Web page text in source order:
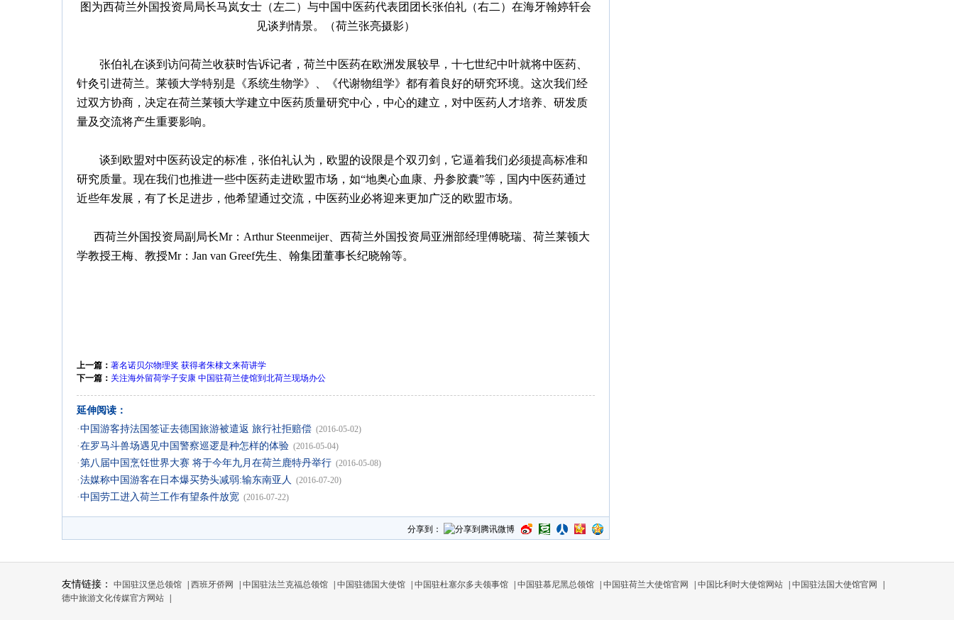
图为西荷兰外国投资局局长马岚女士（左二）与中国中医药代表团团长张伯礼（右二）在海牙翰婷轩会
见谈判情景。（荷兰张亮摄影）
张伯礼在谈到访问荷兰收获时告诉记者，荷兰中医药在欧洲发展较早，十七世纪中叶就将中医药、
针灸引进荷兰。莱顿大学特别是《系统生物学》、《代谢物组学》都有着良好的研究环境。这次我们经
过双方协商，决定在荷兰莱顿大学建立中医药质量研究中心，中心的建立，对中医药人才培养、研发质
量及交流将产生重要影响。
谈到欧盟对中医药设定的标准，张伯礼认为，欧盟的设限是个双刃剑，它逼着我们必须提高标准和
研究质量。现在我们也推进一些中医药走进欧盟市场，如“地奥心血康、丹参胶囊”等，国内中医药通过
近些年发展，有了长足进步，他希望通过交流，中医药业必将迎来更加广泛的欧盟市场。
西荷兰外国投资局副局长Mr：Arthur Steenmeijer、西荷兰外国投资局亚洲部经理傅晓瑞、荷兰莱顿大
学教授王梅、教授Mr：Jan van Greef先生、翰集团董事长纪晓翰等。
上一篇： 著名诺贝尔物理奖 获得者朱棣文来荷讲学
下一篇： 关注海外留荷学子安康 中国驻荷兰使馆到北荷兰现场办公
延伸阅读：
·中国游客持法国签证去德国旅游被遣返 旅行社拒赔偿 (2016-05-02)
·在罗马斗兽场遇见中国警察巡逻是种怎样的体验 (2016-05-04)
·第八届中国烹饪世界大赛 将于今年九月在荷兰鹿特丹举行 (2016-05-08)
·法媒称中国游客在日本爆买势头减弱:输东南亚人 (2016-07-20)
·中国劳工进入荷兰工作有望条件放宽 (2016-07-22)
分享到：
友情链接： 中国驻汉堡总领馆 西班牙侨网 中国驻法兰克福总领馆 中国驻德国大使馆 中国驻杜塞尔多夫领事馆 中国驻慕尼黑总领馆 中国驻荷兰大使馆官网 中国比利时大使馆网站 中国驻法国大使馆官网
德中旅游文化传媒官方网站